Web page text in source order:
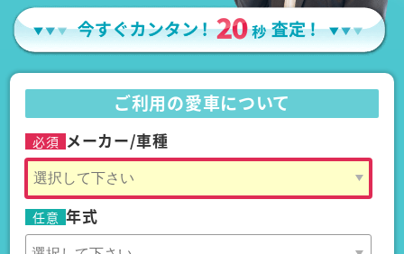
ご利用の愛車について
必須 メーカー/車種
任意 年式